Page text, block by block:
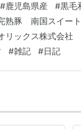
#鹿児島県産 #黒毛
熟豚 南国スイート
リックス株式会社
#雑記 #日記